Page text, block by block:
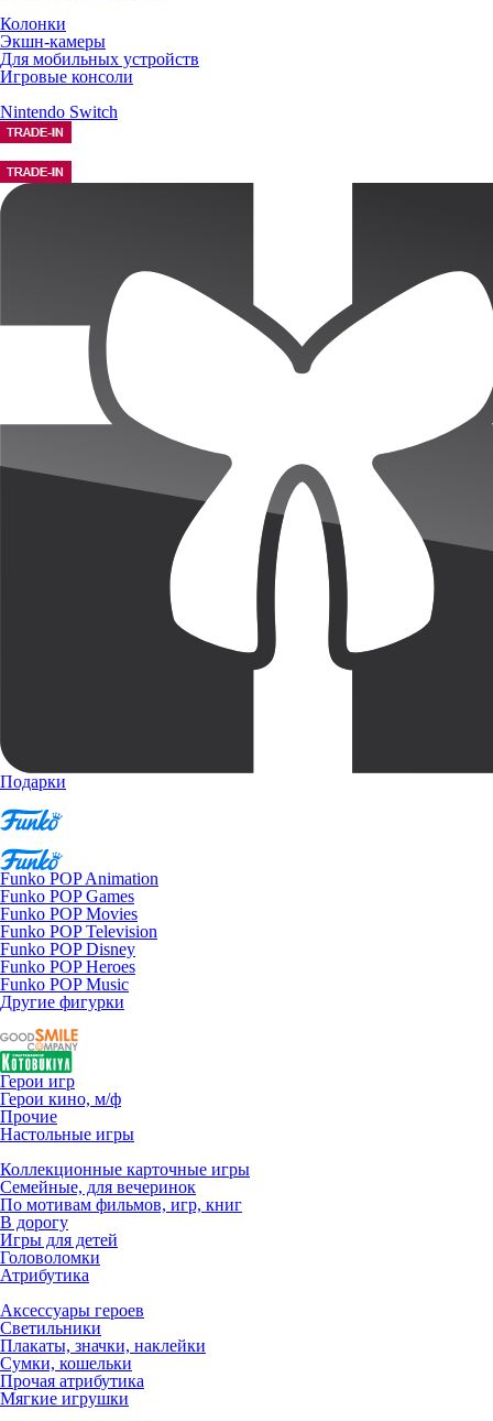
Колонки
Экшн-камеры
Для мобильных устройств
Игровые консоли
Nintendo Switch
Подарки
Funko POP Animation
Funko POP Games
Funko POP Movies
Funko POP Television
Funko POP Disney
Funko POP Heroes
Funko POP Music
Другие фигурки
Герои игр
Герои кино, м/ф
Прочие
Настольные игры
Коллекционные карточные игры
Семейные, для вечеринок
По мотивам фильмов, игр, книг
В дорогу
Игры для детей
Головоломки
Атрибутика
Аксессуары героев
Светильники
Плакаты, значки, наклейки
Сумки, кошельки
Прочая атрибутика
Мягкие игрушки